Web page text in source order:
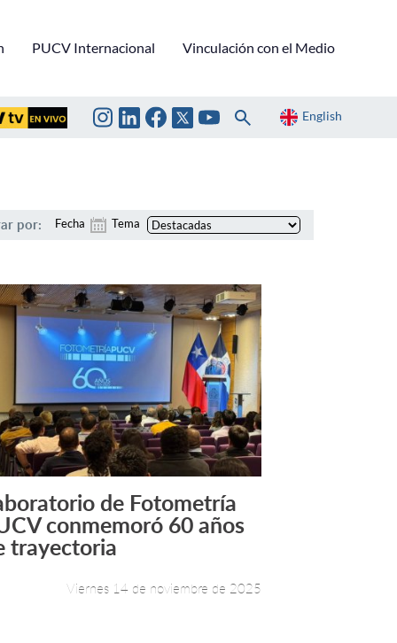
PUCV Internacional Vinculación con el Medio
English
por: Fecha Tema
Leer más +
de Fotometría
conmemoró 60 años
trayectoria
Viernes 14 de noviembre de 2025